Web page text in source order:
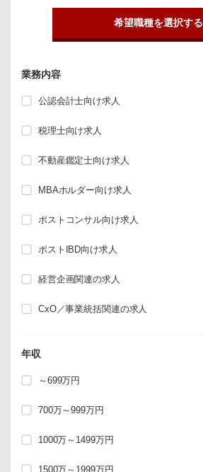
希望職種を選択する
業務内容
公認会計士向け求人
税理士向け求人
不動産鑑定士向け求人
MBAホルダー向け求人
ポストコンサル向け求人
ポストIBD向け求人
経営企画関連の求人
CxO／事業統括関連の求人
年収
～699万円
700万～999万円
1000万～1499万円
1500万～1999万円